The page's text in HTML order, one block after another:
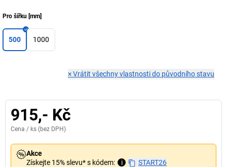
Pro šířku [mm]
500 1000
×Vrátit všechny vlastnosti do původního stavu
915,- Kč
Cena / ks (bez DPH)
Akce
Získejte 15% slevu* s kódem:
i START26